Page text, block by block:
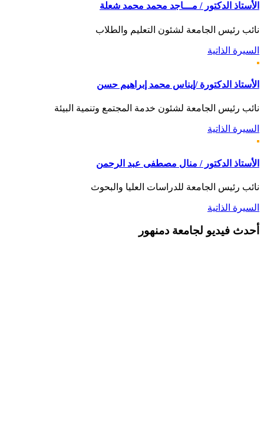
الأستاذ الدكتور / مـــاجد محمد محمد شعلة
نائب رئيس الجامعة لشئون التعليم والطلاب
السيرة الذاتية
الأستاذ الدكتورة /إيناس محمد إبراهيم حسن
نائب رئيس الجامعة لشئون خدمة المجتمع وتنمية البيئة
السيرة الذاتية
الأستاذ الدكتور / منال مصطفى عبد الرحمن
نائب رئيس الجامعة للدراسات العليا والبحوث
السيرة الذاتية
أحدث فيديو لجامعة دمنهور